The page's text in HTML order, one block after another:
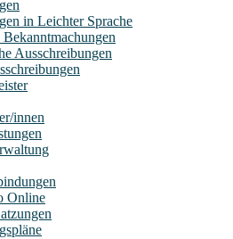
in Leichter Sprache
Ausschreibungen
innen
Online